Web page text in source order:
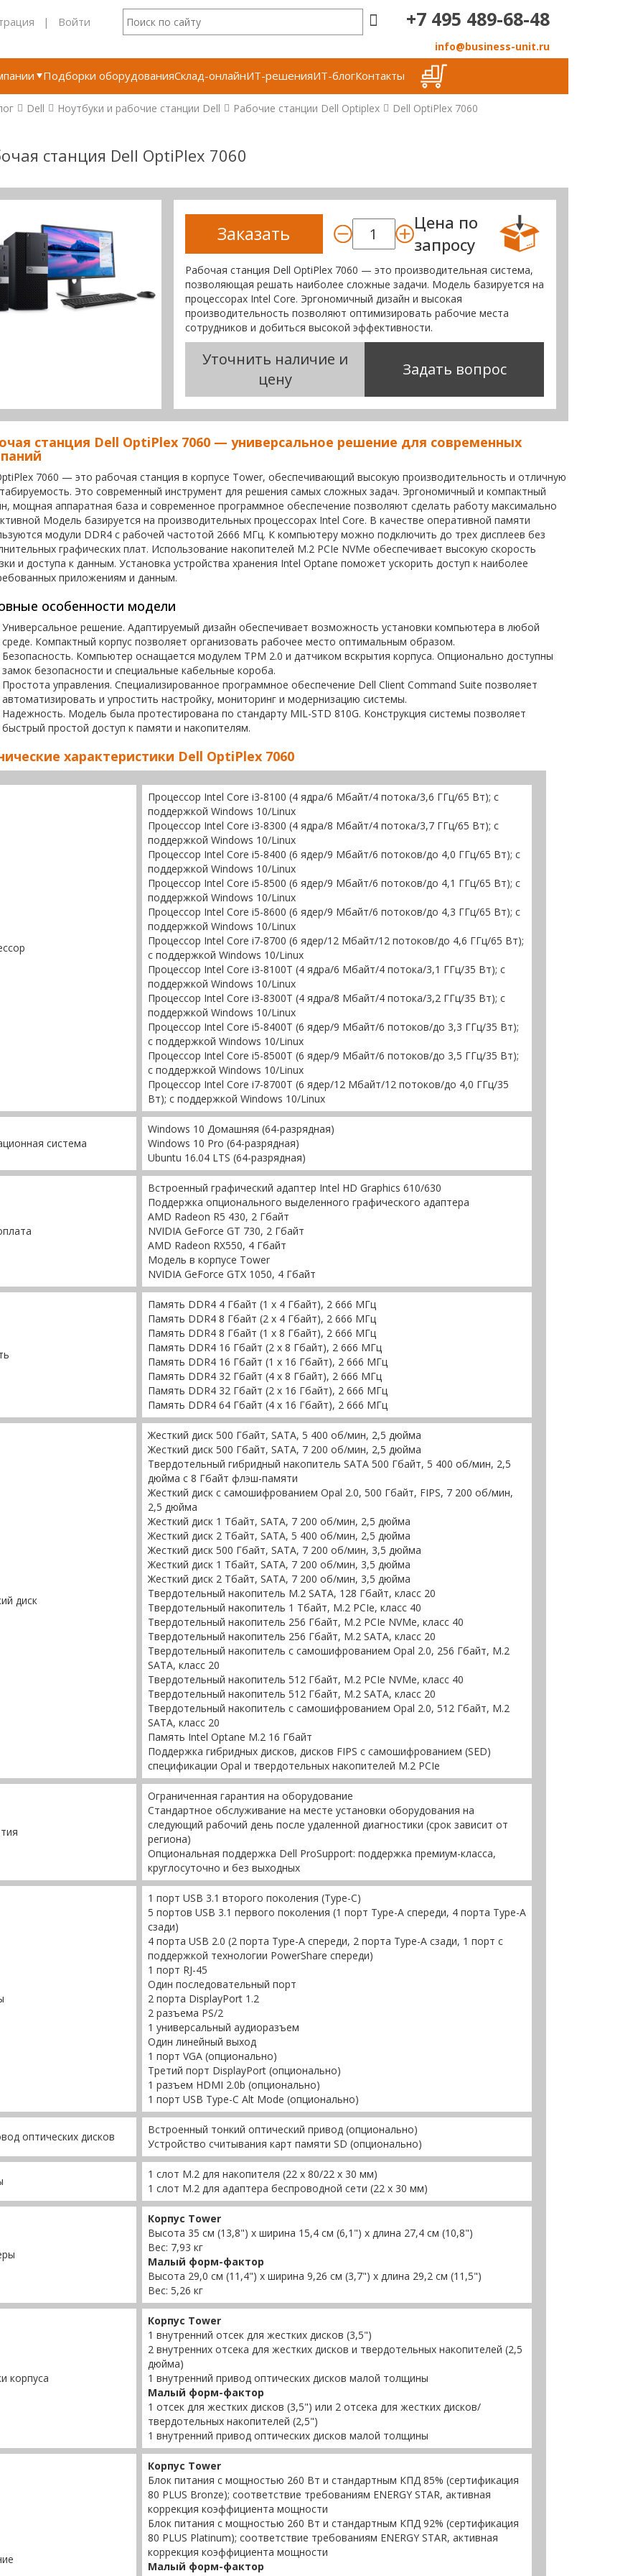
| Войти +7 495 489-68-48
info@business-unit.ru
Подборки оборудованияСклад-онлайнИТ-решенияИТ-блогКонтакты
Dell Ноутбуки и рабочие станции Dell Рабочие станции Dell Optiplex Dell OptiPlex 7060
станция Dell OptiPlex 7060
Заказать
Цена по
запросу
Рабочая станция Dell OptiPlex 7060 — это производительная система,
позволяющая решать наиболее сложные задачи. Модель базируется на
процессорах Intel Core. Эргономичный дизайн и высокая
производительность позволяют оптимизировать рабочие места
сотрудников и добиться высокой эффективности.
Уточнить наличие и
цену
Задать вопрос
станция Dell OptiPlex 7060 — универсальное решение для современных
7060 — это рабочая станция в корпусе Tower, обеспечивающий высокую производительность и отличную
Это современный инструмент для решения самых сложных задач. Эргономичный и компактный
мощная аппаратная база и современное программное обеспечение позволяют сделать работу максимально
Модель базируется на производительных процессорах Intel Core. В качестве оперативной памяти
модули DDR4 с рабочей частотой 2666 МГц. К компьютеру можно подключить до трех дисплеев без
графических плат. Использование накопителей M.2 PCIe NVMe обеспечивает высокую скорость
и доступа к данным. Установка устройства хранения Intel Optane поможет ускорить доступ к наиболее
приложениям и данным.
особенности модели
Универсальное решение. Адаптируемый дизайн обеспечивает возможность установки компьютера в любой
среде. Компактный корпус позволяет организовать рабочее место оптимальным образом.
Безопасность. Компьютер оснащается модулем TPM 2.0 и датчиком вскрытия корпуса. Опционально доступны
замок безопасности и специальные кабельные короба.
Простота управления. Специализированное программное обеспечение Dell Client Command Suite позволяет
автоматизировать и упростить настройку, мониторинг и модернизацию системы.
Надежность. Модель была протестирована по стандарту MIL-STD 810G. Конструкция системы позволяет
быстрый простой доступ к памяти и накопителям.
характеристики Dell OptiPlex 7060
Процессор Intel Core i3-8100 (4 ядра/6 Мбайт/4 потока/3,6 ГГц/65 Вт); с
поддержкой Windows 10/Linux
Процессор Intel Core i3-8300 (4 ядра/8 Мбайт/4 потока/3,7 ГГц/65 Вт); с
поддержкой Windows 10/Linux
Процессор Intel Core i5-8400 (6 ядер/9 Мбайт/6 потоков/до 4,0 ГГц/65 Вт); с
поддержкой Windows 10/Linux
Процессор Intel Core i5-8500 (6 ядер/9 Мбайт/6 потоков/до 4,1 ГГц/65 Вт); с
поддержкой Windows 10/Linux
Процессор Intel Core i5-8600 (6 ядер/9 Мбайт/6 потоков/до 4,3 ГГц/65 Вт); с
поддержкой Windows 10/Linux
Процессор Intel Core i7-8700 (6 ядер/12 Мбайт/12 потоков/до 4,6 ГГц/65 Вт);
с поддержкой Windows 10/Linux
Процессор Intel Core i3-8100T (4 ядра/6 Мбайт/4 потока/3,1 ГГц/35 Вт); с
поддержкой Windows 10/Linux
Процессор Intel Core i3-8300T (4 ядра/8 Мбайт/4 потока/3,2 ГГц/35 Вт); с
поддержкой Windows 10/Linux
Процессор Intel Core i5-8400T (6 ядер/9 Мбайт/6 потоков/до 3,3 ГГц/35 Вт);
с поддержкой Windows 10/Linux
Процессор Intel Core i5-8500T (6 ядер/9 Мбайт/6 потоков/до 3,5 ГГц/35 Вт);
с поддержкой Windows 10/Linux
Процессор Intel Core i7-8700T (6 ядер/12 Мбайт/12 потоков/до 4,0 ГГц/35
Вт); с поддержкой Windows 10/Linux
система
Windows 10 Домашняя (64-разрядная)
Windows 10 Pro (64-разрядная)
Ubuntu 16.04 LTS (64-разрядная)
Встроенный графический адаптер Intel HD Graphics 610/630
Поддержка опционального выделенного графического адаптера
AMD Radeon R5 430, 2 Гбайт
NVIDIA GeForce GT 730, 2 Гбайт
AMD Radeon RX550, 4 Гбайт
Модель в корпусе Tower
NVIDIA GeForce GTX 1050, 4 Гбайт
Память DDR4 4 Гбайт (1 x 4 Гбайт), 2 666 МГц
Память DDR4 8 Гбайт (2 x 4 Гбайт), 2 666 МГц
Память DDR4 8 Гбайт (1 x 8 Гбайт), 2 666 МГц
Память DDR4 16 Гбайт (2 x 8 Гбайт), 2 666 МГц
Память DDR4 16 Гбайт (1 x 16 Гбайт), 2 666 МГц
Память DDR4 32 Гбайт (4 x 8 Гбайт), 2 666 МГц
Память DDR4 32 Гбайт (2 x 16 Гбайт), 2 666 МГц
Память DDR4 64 Гбайт (4 x 16 Гбайт), 2 666 МГц
диск
Жесткий диск 500 Гбайт, SATA, 5 400 об/мин, 2,5 дюйма
Жесткий диск 500 Гбайт, SATA, 7 200 об/мин, 2,5 дюйма
Твердотельный гибридный накопитель SATA 500 Гбайт, 5 400 об/мин, 2,5
дюйма с 8 Гбайт флэш-памяти
Жесткий диск с самошифрованием Opal 2.0, 500 Гбайт, FIPS, 7 200 об/мин,
2,5 дюйма
Жесткий диск 1 Тбайт, SATA, 7 200 об/мин, 2,5 дюйма
Жесткий диск 2 Тбайт, SATA, 5 400 об/мин, 2,5 дюйма
Жесткий диск 500 Гбайт, SATA, 7 200 об/мин, 3,5 дюйма
Жесткий диск 1 Тбайт, SATA, 7 200 об/мин, 3,5 дюйма
Жесткий диск 2 Тбайт, SATA, 7 200 об/мин, 3,5 дюйма
Твердотельный накопитель M.2 SATA, 128 Гбайт, класс 20
Твердотельный накопитель 1 Тбайт, M.2 PCIe, класс 40
Твердотельный накопитель 256 Гбайт, M.2 PCIe NVMe, класс 40
Твердотельный накопитель 256 Гбайт, M.2 SATA, класс 20
Твердотельный накопитель с самошифрованием Opal 2.0, 256 Гбайт, M.2
SATA, класс 20
Твердотельный накопитель 512 Гбайт, M.2 PCIe NVMe, класс 40
Твердотельный накопитель 512 Гбайт, M.2 SATA, класс 20
Твердотельный накопитель с самошифрованием Opal 2.0, 512 Гбайт, M.2
SATA, класс 20
Память Intel Optane M.2 16 Гбайт
Поддержка гибридных дисков, дисков FIPS с самошифрованием (SED)
спецификации Opal и твердотельных накопителей M.2 PCIe
Ограниченная гарантия на оборудование
Стандартное обслуживание на месте установки оборудования на
следующий рабочий день после удаленной диагностики (срок зависит от
региона)
Опциональная поддержка Dell ProSupport: поддержка премиум-класса,
круглосуточно и без выходных
1 порт USB 3.1 второго поколения (Type-C)
5 портов USB 3.1 первого поколения (1 порт Type-A спереди, 4 порта Type-A
сзади)
4 порта USB 2.0 (2 порта Type-A спереди, 2 порта Type-A сзади, 1 порт с
поддержкой технологии PowerShare спереди)
1 порт RJ-45
Один последовательный порт
2 порта DisplayPort 1.2
2 разъема PS/2
1 универсальный аудиоразъем
Один линейный выход
1 порт VGA (опционально)
Третий порт DisplayPort (опционально)
1 разъем HDMI 2.0b (опционально)
1 порт USB Type-C Alt Mode (опционально)
оптических дисков
Встроенный тонкий оптический привод (опционально)
Устройство считывания карт памяти SD (опционально)
1 слот M.2 для накопителя (22 x 80/22 x 30 мм)
1 слот M.2 для адаптера беспроводной сети (22 x 30 мм)
Корпус Tower
Высота 35 см (13,8") х ширина 15,4 см (6,1") х длина 27,4 см (10,8")
Вес: 7,93 кг
Малый форм-фактор
Высота 29,0 см (11,4") х ширина 9,26 см (3,7") х длина 29,2 см (11,5")
Вес: 5,26 кг
корпуса
Корпус Tower
1 внутренний отсек для жестких дисков (3,5")
2 внутренних отсека для жестких дисков и твердотельных накопителей (2,5
дюйма)
1 внутренний привод оптических дисков малой толщины
Малый форм-фактор
1 отсек для жестких дисков (3,5") или 2 отсека для жестких дисков/
твердотельных накопителей (2,5")
1 внутренний привод оптических дисков малой толщины
Корпус Tower
Блок питания с мощностью 260 Вт и стандартным КПД 85% (сертификация
80 PLUS Bronze); соответствие требованиям ENERGY STAR, активная
коррекция коэффициента мощности
Блок питания с мощностью 260 Вт и стандартным КПД 92% (сертификация
80 PLUS Platinum); соответствие требованиям ENERGY STAR, активная
коррекция коэффициента мощности
Малый форм-фактор